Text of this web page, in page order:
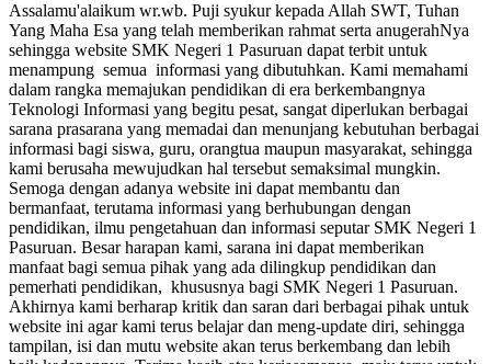
Assalamu'alaikum wr.wb. Puji syukur kepada Allah SWT, Tuhan
Yang Maha Esa yang telah memberikan rahmat serta anugerahNya
sehingga website SMK Negeri 1 Pasuruan dapat terbit untuk
menampung semua informasi yang dibutuhkan. Kami memahami
dalam rangka memajukan pendidikan di era berkembangnya
Teknologi Informasi yang begitu pesat, sangat diperlukan berbagai
sarana prasarana yang memadai dan menunjang kebutuhan berbagai
informasi bagi siswa, guru, orangtua maupun masyarakat, sehingga
kami berusaha mewujudkan hal tersebut semaksimal mungkin.
Semoga dengan adanya website ini dapat membantu dan
bermanfaat, terutama informasi yang berhubungan dengan
pendidikan, ilmu pengetahuan dan informasi seputar SMK Negeri 1
Pasuruan. Besar harapan kami, sarana ini dapat memberikan
manfaat bagi semua pihak yang ada dilingkup pendidikan dan
pemerhati pendidikan, khususnya bagi SMK Negeri 1 Pasuruan.
Akhirnya kami berharap kritik dan saran dari berbagai pihak untuk
website ini agar kami terus belajar dan meng-update diri, sehingga
tampilan, isi dan mutu website akan terus berkembang dan lebih